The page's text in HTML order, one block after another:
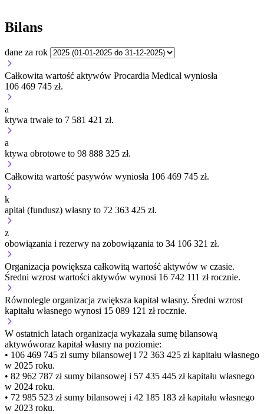
Bilans
dane za rok
Całkowita wartość aktywów Procardia Medical wyniosła
106 469 745 zł.
a
ktywa trwałe to 7 581 421 zł.
a
ktywa obrotowe to 98 888 325 zł.
Całkowita wartość pasywów wyniosła 106 469 745 zł.
k
apitał (fundusz) własny to 72 363 425 zł.
z
obowiązania i rezerwy na zobowiązania to 34 106 321 zł.
Organizacja powiększa całkowitą wartość aktywów w czasie.
Średni wzrost wartości aktywów wynosi 16 742 111 zł rocznie.
Równolegle organizacja zwiększa kapitał własny. Średni wzrost
kapitału własnego wynosi 15 089 121 zł rocznie.
W ostatnich latach organizacja wykazała sumę bilansową
aktywóworaz kapitał własny na poziomie:
• 106 469 745 złsumy bilansowej i 72 363 425 zł kapitału własnego
w 2025 roku.
• 82 962 787 złsumy bilansowej i 57 435 445 zł kapitału własnego
w 2024 roku.
• 72 985 523 złsumy bilansowej i 42 185 183 zł kapitału własnego
w 2023 roku.